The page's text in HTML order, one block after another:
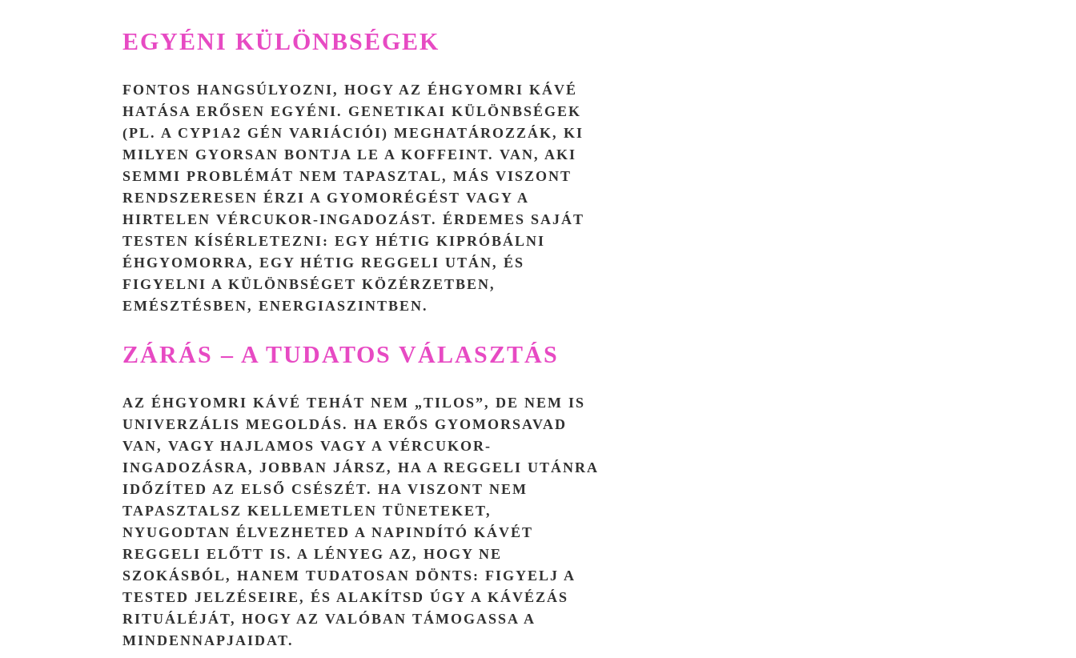
EGYÉNI KÜLÖNBSÉGEK
FONTOS HANGSÚLYOZNI, HOGY AZ ÉHGYOMRI KÁVÉ
HATÁSA ERŐSEN EGYÉNI. GENETIKAI KÜLÖNBSÉGEK
(PL. A CYP1A2 GÉN VARIÁCIÓI) MEGHATÁROZZÁK, KI
MILYEN GYORSAN BONTJA LE A KOFFEINT. VAN, AKI
SEMMI PROBLÉMÁT NEM TAPASZTAL, MÁS VISZONT
RENDSZERESEN ÉRZI A GYOMORÉGÉST VAGY A
HIRTELEN VÉRCUKOR-INGADOZÁST. ÉRDEMES SAJÁT
TESTEN KÍSÉRLETEZNI: EGY HÉTIG KIPRÓBÁLNI
ÉHGYOMORRA, EGY HÉTIG REGGELI UTÁN, ÉS
FIGYELNI A KÜLÖNBSÉGET KÖZÉRZETBEN,
EMÉSZTÉSBEN, ENERGIASZINTBEN.
ZÁRÁS – A TUDATOS VÁLASZTÁS
AZ ÉHGYOMRI KÁVÉ TEHÁT NEM „TILOS”, DE NEM IS
UNIVERZÁLIS MEGOLDÁS. HA ERŐS GYOMORSAVAD
VAN, VAGY HAJLAMOS VAGY A VÉRCUKOR-
INGADOZÁSRA, JOBBAN JÁRSZ, HA A REGGELI UTÁNRA
IDŐZÍTED AZ ELSŐ CSÉSZÉT. HA VISZONT NEM
TAPASZTALSZ KELLEMETLEN TÜNETEKET,
NYUGODTAN ÉLVEZHETED A NAPINDÍTÓ KÁVÉT
REGGELI ELŐTT IS. A LÉNYEG AZ, HOGY NE
SZOKÁSBÓL, HANEM TUDATOSAN DÖNTS: FIGYELJ A
TESTED JELZÉSEIRE, ÉS ALAKÍTSD ÚGY A KÁVÉZÁS
RITUÁLÉJÁT, HOGY AZ VALÓBAN TÁMOGASSA A
MINDENNAPJAIDAT.